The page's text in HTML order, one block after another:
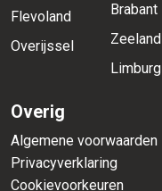
Flevoland
Overijssel
Brabant
Zeeland
Limburg
Overig
Algemene voorwaarden
Privacyverklaring
Cookievoorkeuren